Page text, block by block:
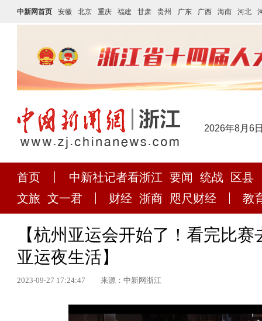
中新网首页 安徽 北京 重庆 福建 甘肃 贵州 广东 广西 海南 河北
2026年8月6
首页 中新社记者看浙江 要闻 统战
区县
文旅 文一君 财经 浙商 咫尺财经 教
【杭州亚运会开始了！看完比
亚运夜生活】
2023-09-27 17:24:47 来源：中新网浙江